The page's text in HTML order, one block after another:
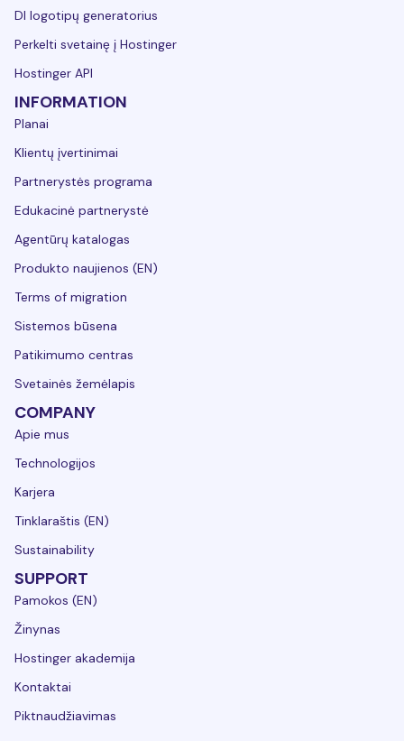
DI logotipų generatorius
Perkelti svetainę į Hostinger
Hostinger API
INFORMATION
Planai
Klientų įvertinimai
Partnerystės programa
Edukacinė partnerystė
Agentūrų katalogas
Produkto naujienos (EN)
Terms of migration
Sistemos būsena
Patikimumo centras
Svetainės žemėlapis
COMPANY
Apie mus
Technologijos
Karjera
Tinklaraštis (EN)
Sustainability
SUPPORT
Pamokos (EN)
Žinynas
Hostinger akademija
Kontaktai
Piktnaudžiavimas